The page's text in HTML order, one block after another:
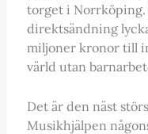
torget i Norrköping.
direktsändning
miljoner kronor till
värld utan
Det är den näst
Musikhjälpen